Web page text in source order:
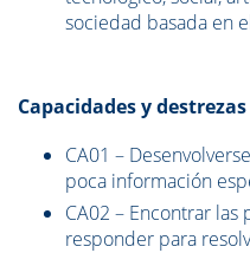
sociedad basada en
Capacidades y
CA01 –
poca información
CA02 – Encontrar las
responder para